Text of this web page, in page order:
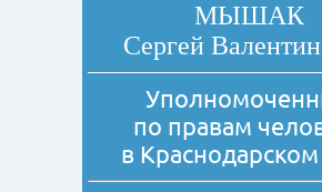
МЫШАК
Сергей
по правам
в